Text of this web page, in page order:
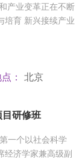
产业变革正在不断
培育 新兴接续产业
： 北京
目研修班
一个以社会科学
经济学家兼高级副